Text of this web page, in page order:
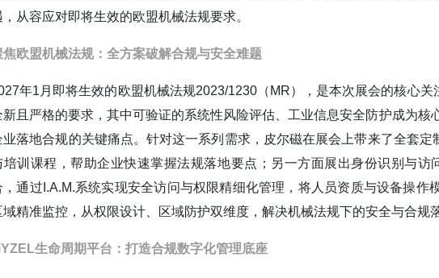
，从容应对即将生效的欧盟机械法规要求。
焦欧盟机械法规：全方案破解合规与安全难题
年1月即将生效的欧盟机械法规2023/1230（MR），是本次展会的核心
新且严格的要求，其中可验证的系统性风险评估、工业信息安全防护成为
业落地合规的关键痛点。针对这一系列需求，皮尔磁在展会上带来了全套
培训课程，帮助企业快速掌握法规落地要点；另一方面展出身份识别与
，通过I.A.M.系统实现安全访问与权限精细化管理，将人员资质与设备操
域精准监控，从权限设计、区域防护双维度，解决机械法规下的安全与合
生命周期平台：打造合规数字化管理底座